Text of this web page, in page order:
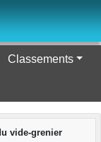
Classements
vide-grenier